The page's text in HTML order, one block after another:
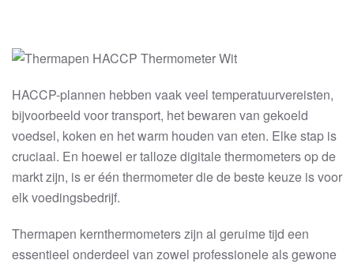
HACCP-plannen hebben vaak veel temperatuurvereisten,
bijvoorbeeld voor transport, het bewaren van gekoeld
voedsel, koken en het warm houden van eten. Elke stap is
cruciaal. En hoewel er talloze digitale thermometers op de
markt zijn, is er één thermometer die de beste keuze is voor
elk voedingsbedrijf.
Thermapen kernthermometers zijn al geruime tijd een
essentieel onderdeel van zowel professionele als gewone